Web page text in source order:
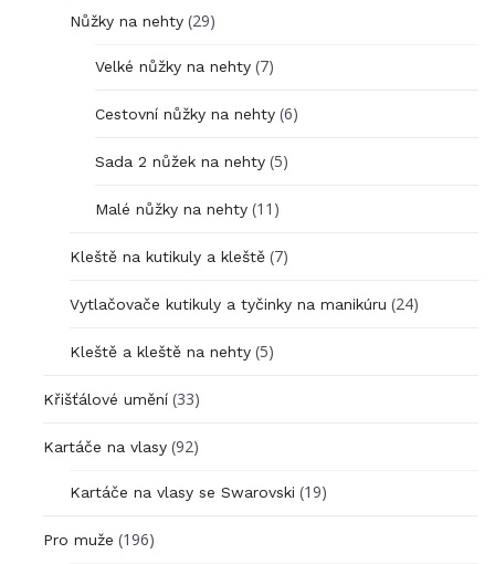
Nůžky na nehty (29)
Velké nůžky na nehty (7)
Cestovní nůžky na nehty (6)
Sada 2 nůžek na nehty (5)
Malé nůžky na nehty (11)
Kleště na kutikuly a kleště (7)
Vytlačovače kutikuly a tyčinky na manikúru (24)
Kleště a kleště na nehty (5)
Křišťálové umění (33)
Kartáče na vlasy (92)
Kartáče na vlasy se Swarovski (19)
Pro muže (196)